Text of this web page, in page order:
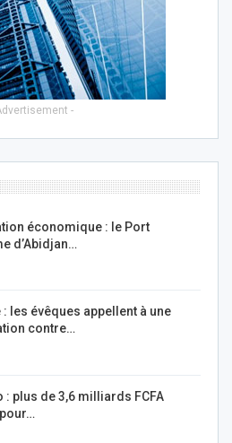
-
économique : le Port
d’Abidjan…
: les évêques appellent à une
contre…
: plus de 3,6 milliards FCFA